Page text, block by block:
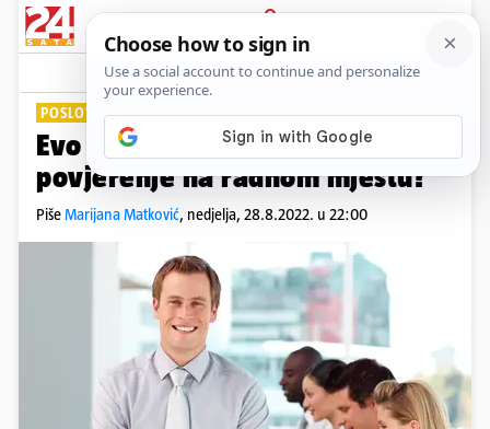
PRIJAVA
Lifestyle Komentari
POSLOVNI USPJEH
Evo kako izgraditi i održavati
povjerenje na radnom mjestu?
PišeMarijana Matković, nedjelja, 28.8.2022. u 22:00